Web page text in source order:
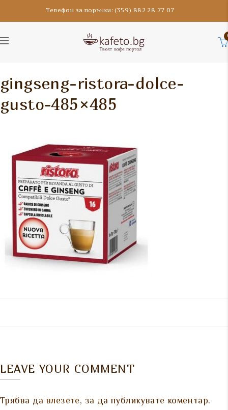
Телефон за поръчки: (359) 882 28 77 07
gingseng-ristora-dolce-
gusto-485×485
LEAVE YOUR COMMENT
Трябва давлезете, за да публикувате коментар.